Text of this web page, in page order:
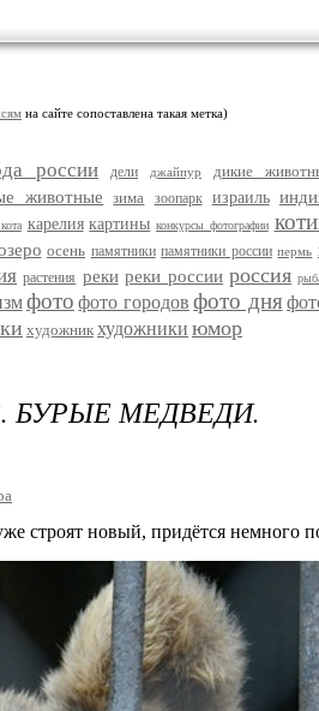
на сайте сопоставлена такая метка)
россии дели джайпур дикие
животные зима зоопарк израиль
карелия картины конкурсы фотографии
осень памятники памятники россии пермь
растения реки реки россии россия
фото фото городов фото дня
художник художники юмор
БУРЫЕ МЕДВЕДИ.
строят новый, придётся немного